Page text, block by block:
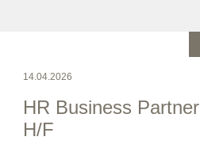
14.04.2026
HR Business Partner
H/F